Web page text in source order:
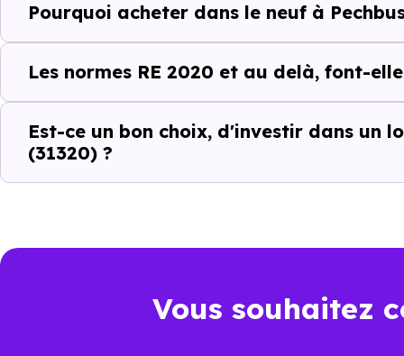
Un projet
Acheter un bien immobilier à
quartiers, les dynamiques
différences entre les
investissement.
Un choix
Pourquoi acheter dans le neuf à
Les normes RE 2020 et au delà, font-
Est-ce un bon choix, d'investir dans un
(31320) ?
Vous souhaitez